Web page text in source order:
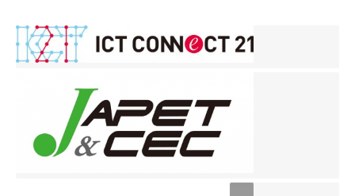
時のSNS調査によって匿名
ついてご指摘いただきまし
た。単に投稿を隠すのでは
なく、日頃から誠実な人間
性を育むことこそが未来を
と英語の授業。 日付の数字
の言い方や発音もバッチ
沼先生の読み聞かせ１冊目
は『およぐ』 暑くなってき
たので、プールがますます
を覚えてもらえるといいで